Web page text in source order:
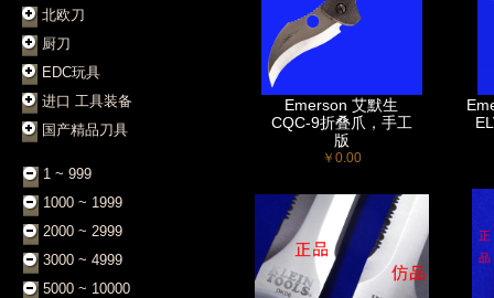
北欧刀
厨刀
EDC玩具
进口 工具装备
国产精品刀具
1 ~ 999
1000 ~ 1999
2000 ~ 2999
3000 ~ 4999
5000 ~ 10000
Emerson 艾默生
CQC-9折叠爪，手工
版
￥0.00